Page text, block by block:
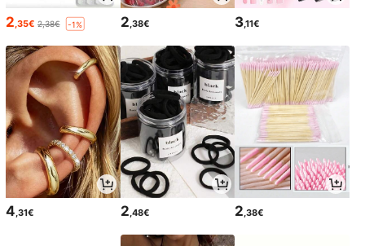
2 ,35€ 2,38€ -1% 2 ,38€ 3,11€
4,31€ 2,48€ 2,38€